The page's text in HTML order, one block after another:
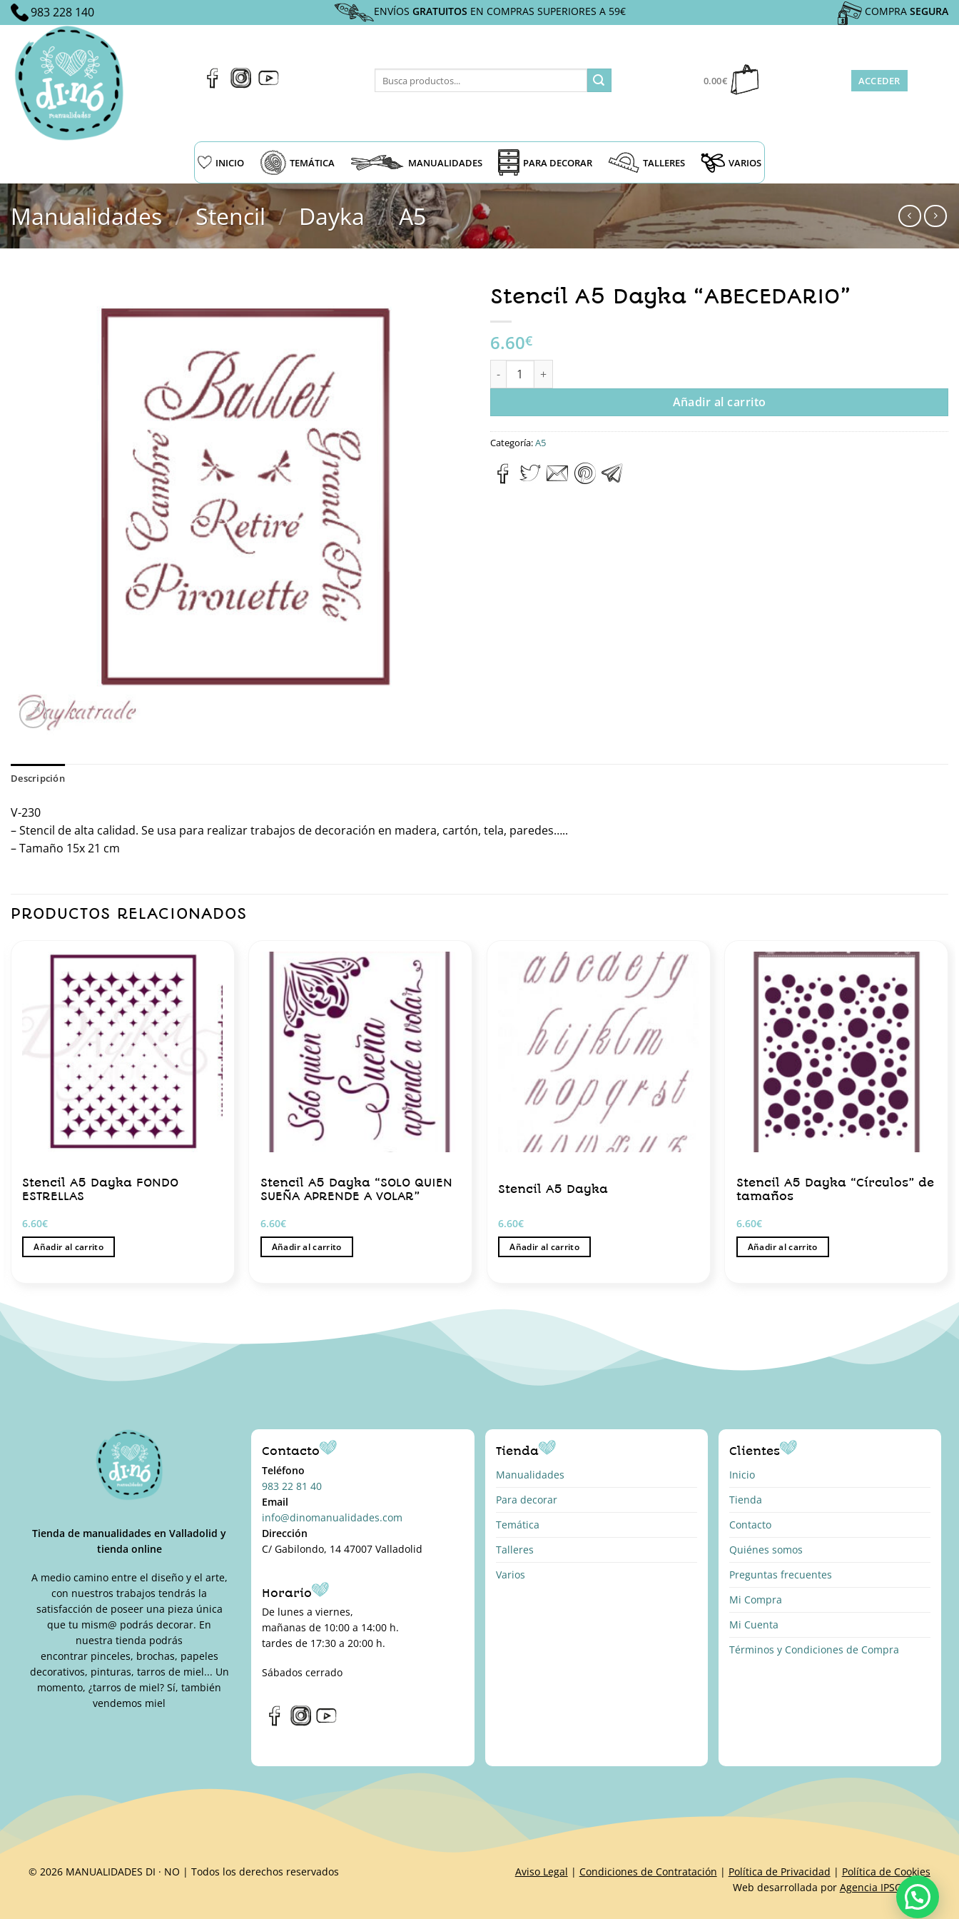
Saltar
al
contenido
983 228 140 ENVÍOS GRATUITOS EN COMPRAS SUPERIORES A 59€ COMPRA SEGURA
por:
0.00€ ACCEDER
INICIO TEMÁTICA MANUALIDADES PARA DECORAR TALLERES VARIOS
Manualidades / Stencil / Dayka / A5
Stencil A5 Dayka “ABECEDARIO”
6.60€
Stencil A5 Dayka “ABECEDARIO” cantidad
Añadir al carrito
Categoría:A5
Descripción
V-230
– Stencil de alta calidad. Se usa para realizar trabajos de decoración en madera, cartón, tela, paredes…..
– Tamaño 15x 21 cm
PRODUCTOS RELACIONADOS
Stencil A5 Dayka FONDO
ESTRELLAS
6.60€
Añadir al carrito
Stencil A5 Dayka “SOLO QUIEN
SUEÑA APRENDE A VOLAR”
6.60€
Añadir al carrito
Stencil A5 Dayka
6.60€
Añadir al carrito
Stencil A5 Dayka “Círculos” de
tamaños
6.60€
Añadir al carrito
Tienda de manualidades en Valladolid y
tienda online
A medio camino entre el diseño y el arte,
con nuestros trabajos tendrás la
satisfacción de poseer una pieza única
que tu mism@ podrás decorar. En
nuestra tienda podrás
encontrar pinceles, brochas, papeles
decorativos, pinturas, tarros de miel... Un
momento, ¿tarros de miel? Sí, también
vendemos miel
Contacto
Teléfono
983 22 81 40
Email
info@dinomanualidades.com
Dirección
C/ Gabilondo, 14 47007 Valladolid
Horario
De lunes a viernes,
mañanas de 10:00 a 14:00 h.
tardes de 17:30 a 20:00 h.
Sábados cerrado
Tienda
Manualidades
Para decorar
Temática
Talleres
Varios
Clientes
Inicio
Tienda
Contacto
Quiénes somos
Preguntas frecuentes
Mi Compra
Mi Cuenta
Términos y Condiciones de Compra
© 2026 MANUALIDADES DI · NO | Todos los derechos reservados Aviso Legal | Condiciones de Contratación | Política de Privacidad | Política de Cookies
Web desarrollada por Agencia IPSOIDEAS